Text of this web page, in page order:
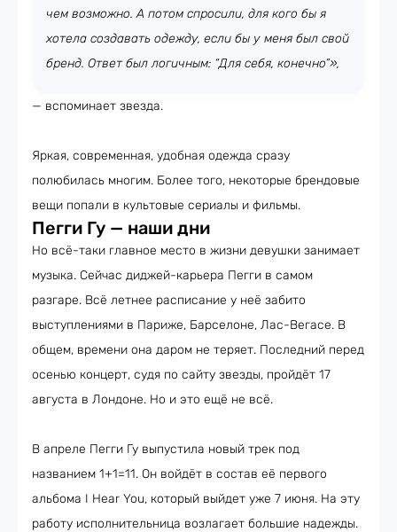
чем возможно. А потом спросили, для кого бы я
хотела создавать одежду, если бы у меня был свой
бренд. Ответ был логичным: “Для себя, конечно”»,
— вспоминает звезда.
Яркая, современная, удобная одежда сразу
полюбилась многим. Более того, некоторые брендовые
вещи попали в культовые сериалы и фильмы.
Пегги Гу — наши дни
Но всё-таки главное место в жизни девушки занимает
музыка. Сейчас диджей-карьера Пегги в самом
разгаре. Всё летнее расписание у неё забито
выступлениями в Париже, Барселоне, Лас-Вегасе. В
общем, времени она даром не теряет. Последний перед
осенью концерт, судя по сайту звезды, пройдёт 17
августа в Лондоне. Но и это ещё не всё.
В апреле Пегги Гу выпустила новый трек под
названием 1+1=11. Он войдёт в состав её первого
альбома I Hear You, который выйдет уже 7 июня. На эту
работу исполнительница возлагает большие надежды.